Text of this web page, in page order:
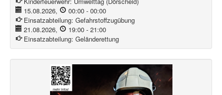
15.08.2026, 00:00- 00:00
Einsatzabteilung:Gefahrstoffzugübung
21.08.2026, 19:00- 21:00
Einsatzabteilung:Geländerettung